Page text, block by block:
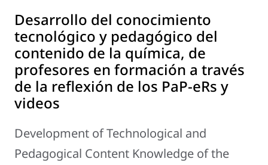
Desarrollo del conocimiento
tecnológico y pedagógico del
contenido de la química, de
profesores en formación a través
de la reflexión de los PaP-eRs y
videos
Development of Technological and
Pedagogical Content Knowledge of the